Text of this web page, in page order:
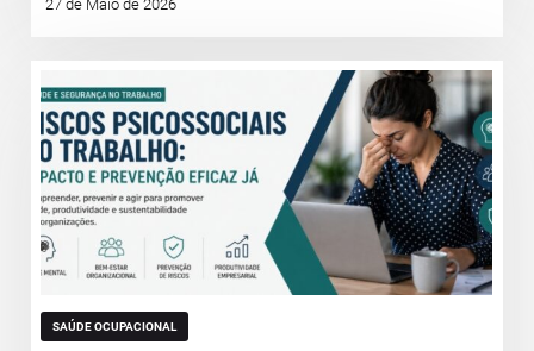
27 de Maio de 2026
SAÚDE OCUPACIONAL